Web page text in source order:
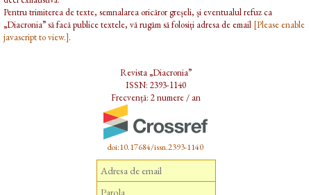
Pentru trimiterea de texte, semnalarea oricăror greșeli, și eventualul refuz ca
„Diacronia” să facă publice textele, vă rugăm să folosiți adresa de email [Please enable
javascript to view.].
Revista „Diacronia”
ISSN: 2393-1140
Frecvență: 2 numere / an
doi:10.17684/issn.2393-1140